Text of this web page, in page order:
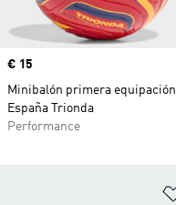
Precio
€ 15
Minibalón primera equipación
España Trionda
Performance